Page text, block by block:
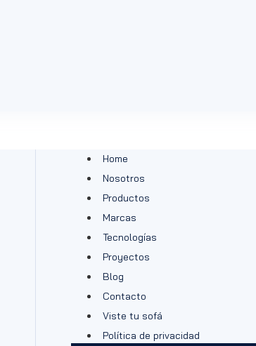
Home
Nosotros
Productos
Marcas
Tecnologías
Proyectos
Blog
Contacto
Viste tu sofá
Política de privacidad